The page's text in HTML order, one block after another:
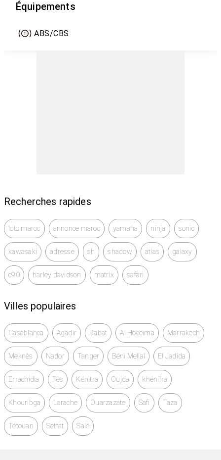
Équipements
ABS/CBS
Recherches rapides
loto maroc annonce maroc yamaha ninja sonic
kawasaki adresse sh shadow atlas galaxy
c90 harley davidson matrix safari
Villes populaires
Casablanca Agadir Rabat Al Hoceïma Marrakech
Meknès Nador Tanger Béni Mellal El Jadida
Errachidia Fès Kénitra Oujda khénifra
Khouribga Larache Ouarzazate Safi Taza
Tétouan Settat Salé